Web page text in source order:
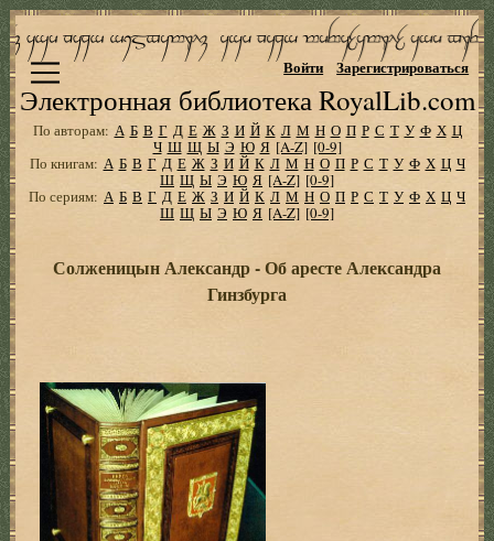
Электронная библиотека RoyalLib.com
Войти Зарегистрироваться
По авторам: А Б В Г Д Е Ж З И Й К Л М Н О П Р С Т У Ф Х Ц
Ч Ш Щ Ы Э Ю Я [A-Z] [0-9]
По книгам: А Б В Г Д Е Ж З И Й К Л М Н О П Р С Т У Ф Х Ц Ч
Ш Щ Ы Э Ю Я [A-Z] [0-9]
По сериям: А Б В Г Д Е Ж З И Й К Л М Н О П Р С Т У Ф Х Ц Ч
Ш Щ Ы Э Ю Я [A-Z] [0-9]
Солженицын Александр - Об аресте Александра
Гинзбурга